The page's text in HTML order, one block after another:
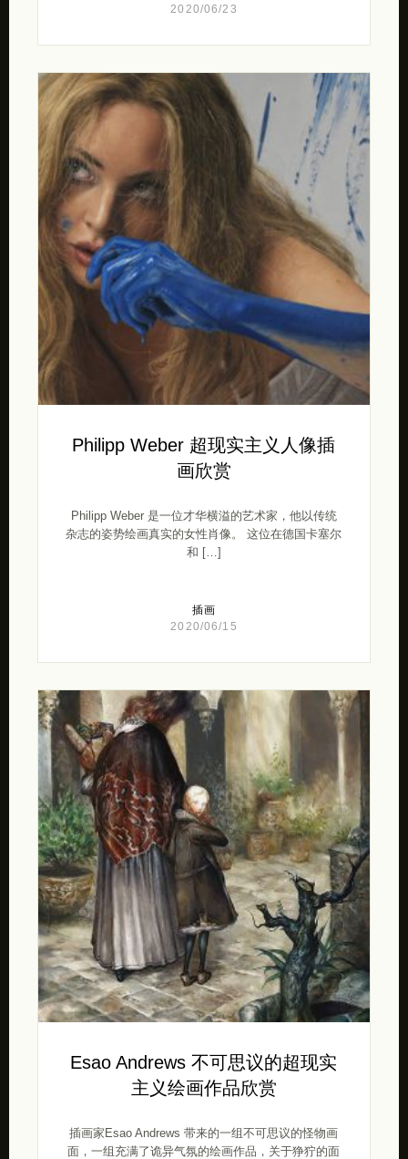
2020/06/23
Philipp Weber 超现实主义人像插
画欣赏
Philipp Weber 是一位才华横溢的艺术家，他以传统
杂志的姿势绘画真实的女性肖像。 这位在德国卡塞尔
和 […]
插画
2020/06/15
Esao Andrews 不可思议的超现实
主义绘画作品欣赏
插画家Esao Andrews 带来的一组不可思议的怪物画
面，一组充满了诡异气氛的绘画作品，关于狰狞的面